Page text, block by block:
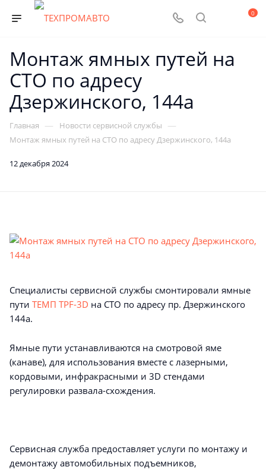
0
Монтаж ямных путей на
СТО по адресу
Дзержинского, 144а
Главная — Новости сервисной службы —
Монтаж ямных путей на СТО по адресу Дзержинского, 144а
12 декабря 2024
Специалисты сервисной службы смонтировали ямные
пути ТЕМП TPF-3D на СТО по адресу пр. Дзержинского
144а.
Ямные пути устанавливаются на смотровой яме
(канаве), для использования вместе с лазерными,
кордовыми, инфракрасными и 3D стендами
регулировки развала-схождения.
Сервисная служба предоставляет услуги по монтажу и
демонтажу автомобильных подъемников,